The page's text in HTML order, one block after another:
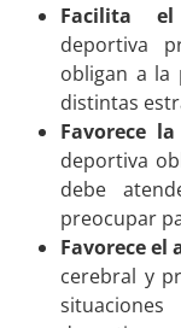
Facilita el
deportiva
obligan a la
distintas
Favorece
deportiva
debe
preocupar
Favorece el
cerebral y